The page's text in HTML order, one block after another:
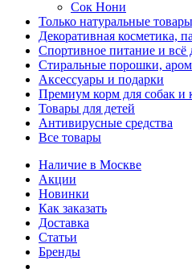
Сок Нони
Только натуральные
Декоративная косметика,
Спортивное питание и всё
Стиральные порошки,
Аксессуары и подарки
Премиум корм для собак и
Товары для детей
Антивирусные средства
Все товары
Наличие в Москве
Акции
Новинки
Как заказать
Доставка
Статьи
Бренды